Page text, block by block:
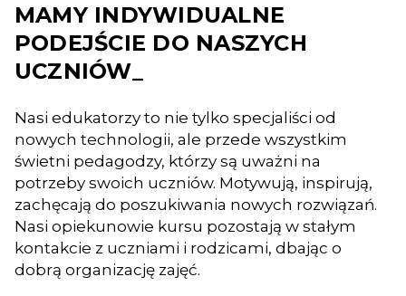
MAMY INDYWIDUALNE
PODEJŚCIE DO NASZYCH
UCZNIÓW_
Nasi edukatorzy to nie tylko specjaliści od
nowych technologii, ale przede wszystkim
świetni pedagodzy, którzy są uważni na
potrzeby swoich uczniów. Motywują, inspirują,
zachęcają do poszukiwania nowych rozwiązań.
Nasi opiekunowie kursu pozostają w stałym
kontakcie z uczniami i rodzicami, dbając o
dobrą organizację zajęć.